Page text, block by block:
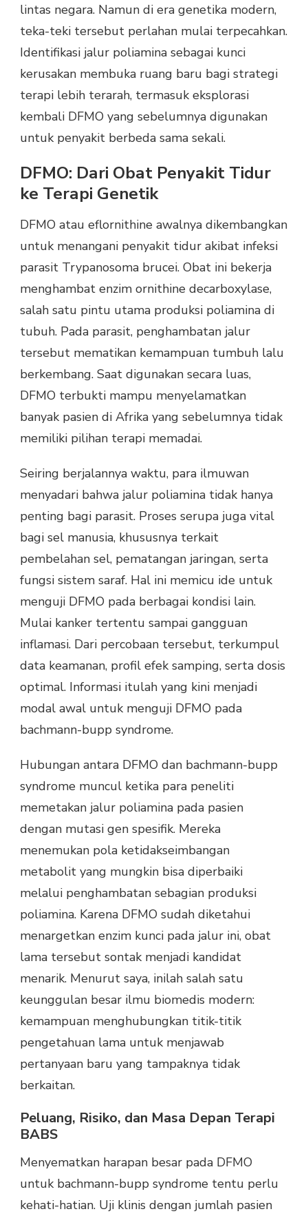
lintas negara. Namun di era genetika modern,
teka-teki tersebut perlahan mulai terpecahkan.
Identifikasi jalur poliamina sebagai kunci
kerusakan membuka ruang baru bagi strategi
terapi lebih terarah, termasuk eksplorasi
kembali DFMO yang sebelumnya digunakan
untuk penyakit berbeda sama sekali.
DFMO: Dari Obat Penyakit Tidur
ke Terapi Genetik
DFMO atau eflornithine awalnya dikembangkan
untuk menangani penyakit tidur akibat infeksi
parasit Trypanosoma brucei. Obat ini bekerja
menghambat enzim ornithine decarboxylase,
salah satu pintu utama produksi poliamina di
tubuh. Pada parasit, penghambatan jalur
tersebut mematikan kemampuan tumbuh lalu
berkembang. Saat digunakan secara luas,
DFMO terbukti mampu menyelamatkan
banyak pasien di Afrika yang sebelumnya tidak
memiliki pilihan terapi memadai.
Seiring berjalannya waktu, para ilmuwan
menyadari bahwa jalur poliamina tidak hanya
penting bagi parasit. Proses serupa juga vital
bagi sel manusia, khususnya terkait
pembelahan sel, pematangan jaringan, serta
fungsi sistem saraf. Hal ini memicu ide untuk
menguji DFMO pada berbagai kondisi lain.
Mulai kanker tertentu sampai gangguan
inflamasi. Dari percobaan tersebut, terkumpul
data keamanan, profil efek samping, serta dosis
optimal. Informasi itulah yang kini menjadi
modal awal untuk menguji DFMO pada
bachmann-bupp syndrome.
Hubungan antara DFMO dan bachmann-bupp
syndrome muncul ketika para peneliti
memetakan jalur poliamina pada pasien
dengan mutasi gen spesifik. Mereka
menemukan pola ketidakseimbangan
metabolit yang mungkin bisa diperbaiki
melalui penghambatan sebagian produksi
poliamina. Karena DFMO sudah diketahui
menargetkan enzim kunci pada jalur ini, obat
lama tersebut sontak menjadi kandidat
menarik. Menurut saya, inilah salah satu
keunggulan besar ilmu biomedis modern:
kemampuan menghubungkan titik-titik
pengetahuan lama untuk menjawab
pertanyaan baru yang tampaknya tidak
berkaitan.
Peluang, Risiko, dan Masa Depan Terapi
BABS
Menyematkan harapan besar pada DFMO
untuk bachmann-bupp syndrome tentu perlu
kehati-hatian. Uji klinis dengan jumlah pasien